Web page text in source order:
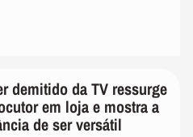
demitido da TV ressurge
em loja e mostra a
de ser versátil